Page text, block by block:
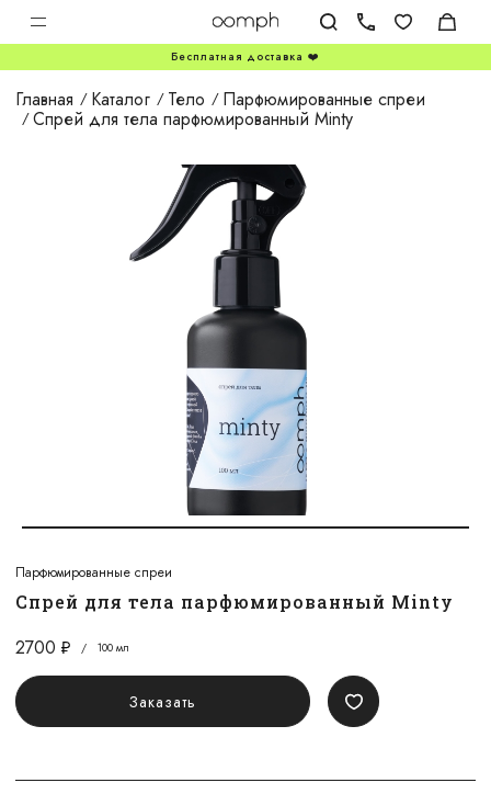
Бесплатная доставка ❤️
Главная Каталог Тело Парфюмированные спреи
Спрей для тела парфюмированный Minty
Парфюмированные спреи
Спрей для тела парфюмированный Minty
2700 / 100 мл
Заказать